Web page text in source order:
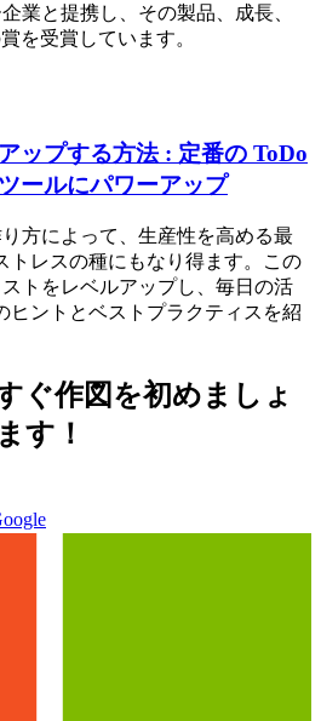
業と提携し、その製品、成長、
を受賞しています。
ップする方法 : 定番の ToDo
ールにパワーアップ
方によって、生産性を高める最
トレスの種にもなり得ます。この
トをレベルアップし、毎日の活
ヒントとベストプラクティスを紹
ぐ作図を初めましょ
す！